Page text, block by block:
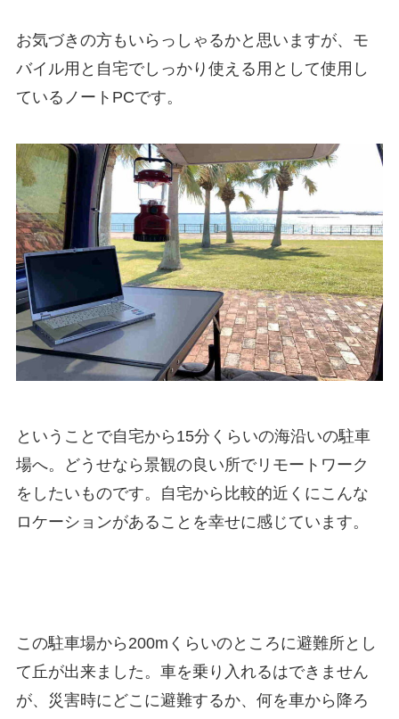
お気づきの方もいらっしゃるかと思いますが、モ
バイル用と自宅でしっかり使える用として使用し
ているノートPCです。
ということで自宅から15分くらいの海沿いの駐車
場へ。どうせなら景観の良い所でリモートワーク
をしたいものです。自宅から比較的近くにこんな
ロケーションがあることを幸せに感じています。
この駐車場から200mくらいのところに避難所とし
て丘が出来ました。車を乗り入れるはできません
が、災害時にどこに避難するか、何を車から降ろ